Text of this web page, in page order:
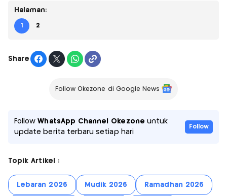
Halaman:
1 2
Share
Follow Okezone di Google News
FollowWhatsApp Channel Okezone untuk
update berita terbaru setiap hari
Follow
Topik Artikel :
Lebaran 2026 Mudik 2026 Ramadhan 2026